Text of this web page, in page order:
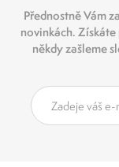
Přednostně Vám
novinkách.
někdy zašleme